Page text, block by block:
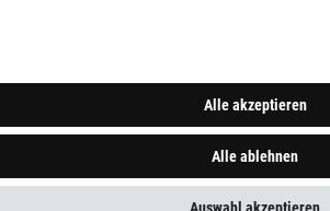
Alle akzeptieren
Alle ablehnen
Auswahl akzeptieren